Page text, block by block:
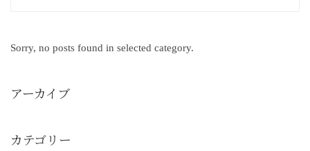
Sorry, no posts found in selected category.
アーカイブ
カテゴリー